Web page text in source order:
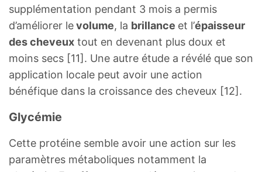
supplémentation pendant 3 mois a permis
d’améliorer levolume, la brillance et l’épaisseur
des cheveux tout en devenant plus doux et
moins secs [11]. Une autre étude a révélé que son
application locale peut avoir une action
bénéfique dans la croissance des cheveux [12].
Glycémie
Cette protéine semble avoir une action sur les
paramètres métaboliques notamment la